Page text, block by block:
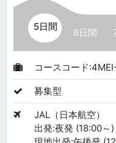
5日間
6日間
コースコード
募集型
JAL（日本航空）
出発:夜発 (18:00～)